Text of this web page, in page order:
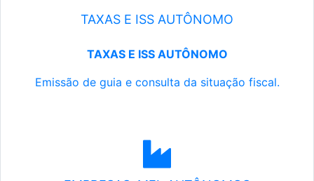
TAXAS E ISS AUTÔNOMO
TAXAS E ISS AUTÔNOMO
Emissão de guia e consulta da situação fiscal.